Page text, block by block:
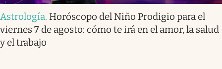
Astrología. Horóscopo del Niño Prodigio para el
viernes 7 de agosto: cómo te irá en el amor, la salud
y el trabajo